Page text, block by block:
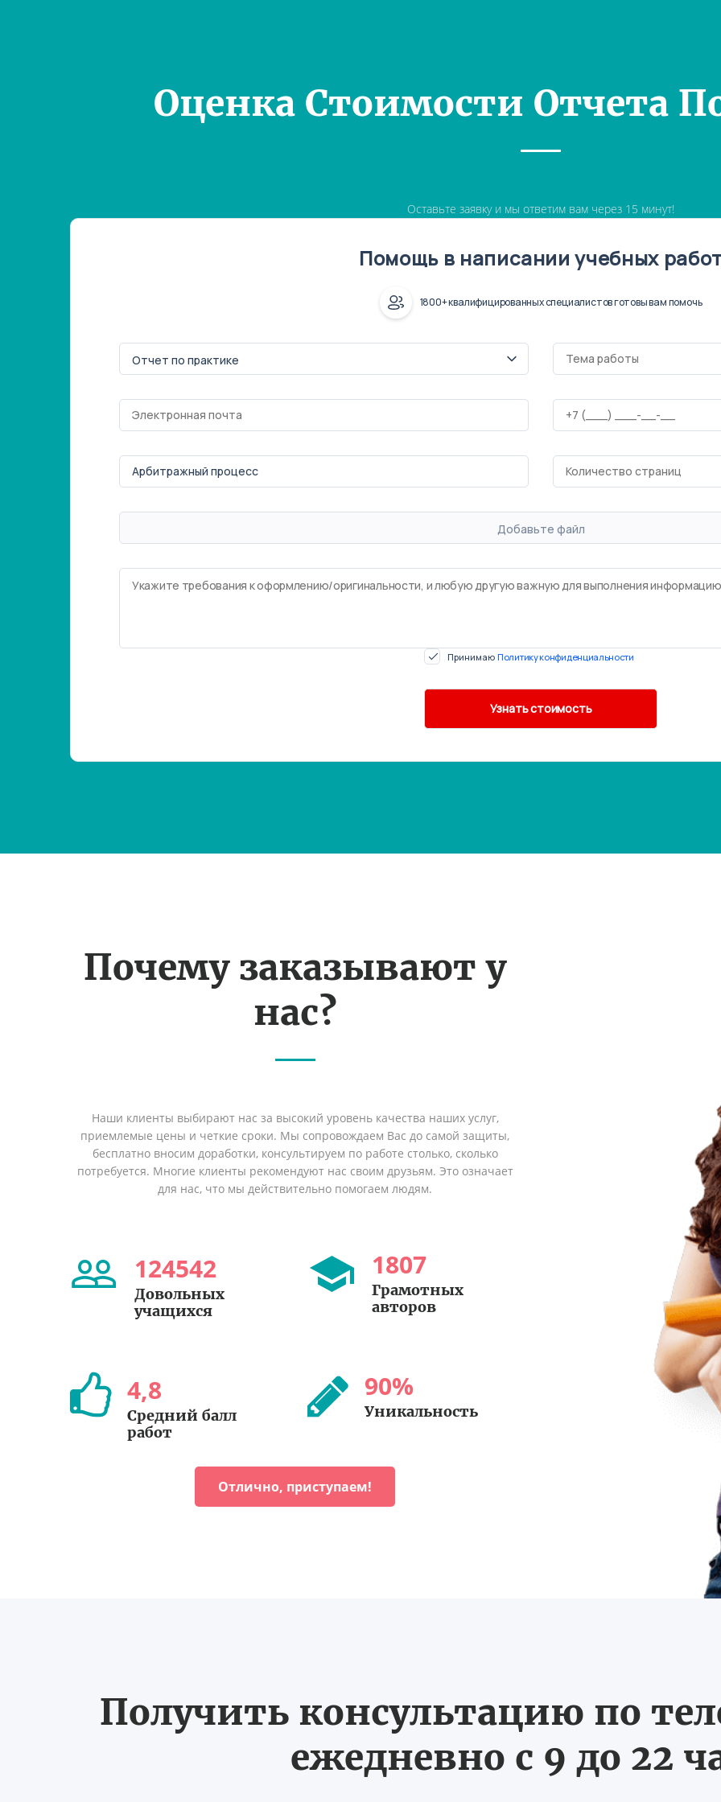
Оценка Стоимости Отчета
Оставьте заявку и мы ответим вам через 15 минут!
Помощь в написании учебных
1800+ квалифицированных специалистов готовы вам помочь
Добавьте файл
Принимаю Политику конфиденциальности
Почему заказывают у
нас?
Наши клиенты выбирают нас за высокий уровень качества наших услуг,
приемлемые цены и четкие сроки. Мы сопровождаем Вас до самой защиты,
бесплатно вносим доработки, консультируем по работе столько, сколько
потребуется. Многие клиенты рекомендуют нас своим друзьям. Это означает
для нас, что мы действительно помогаем людям.
124542
Довольных
учащихся
1807
Грамотных
авторов
4,8
Cредний балл
работ
90%
Уникальность
Отлично, приступаем!
Получить консультацию по
ежедневно с 9 до 22